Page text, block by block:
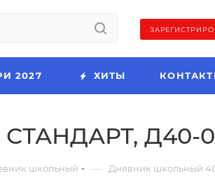
2027 ХИТЫ
Д40-
школьный — Дневник школьный